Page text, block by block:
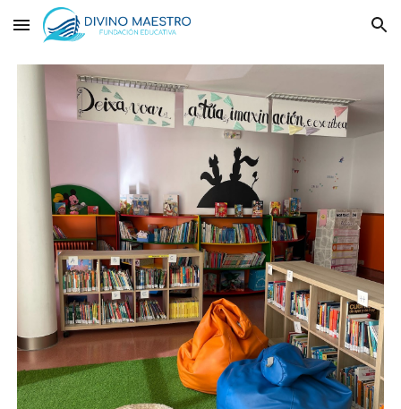
Skip to main content Skip to navigation